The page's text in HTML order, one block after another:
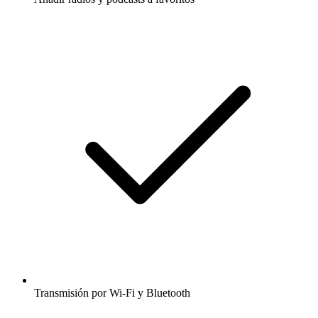
Transmisión por Wi-Fi y Bluetooth